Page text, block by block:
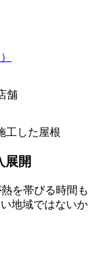
舗
工した屋根
展開
を帯びる時間も
地域ではないか